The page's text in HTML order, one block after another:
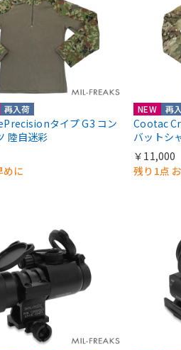
再入荷
タイプ G3 コン
陸自迷彩
めに
NEW 再
Cootac
バットシ
￥11,000
残り1点